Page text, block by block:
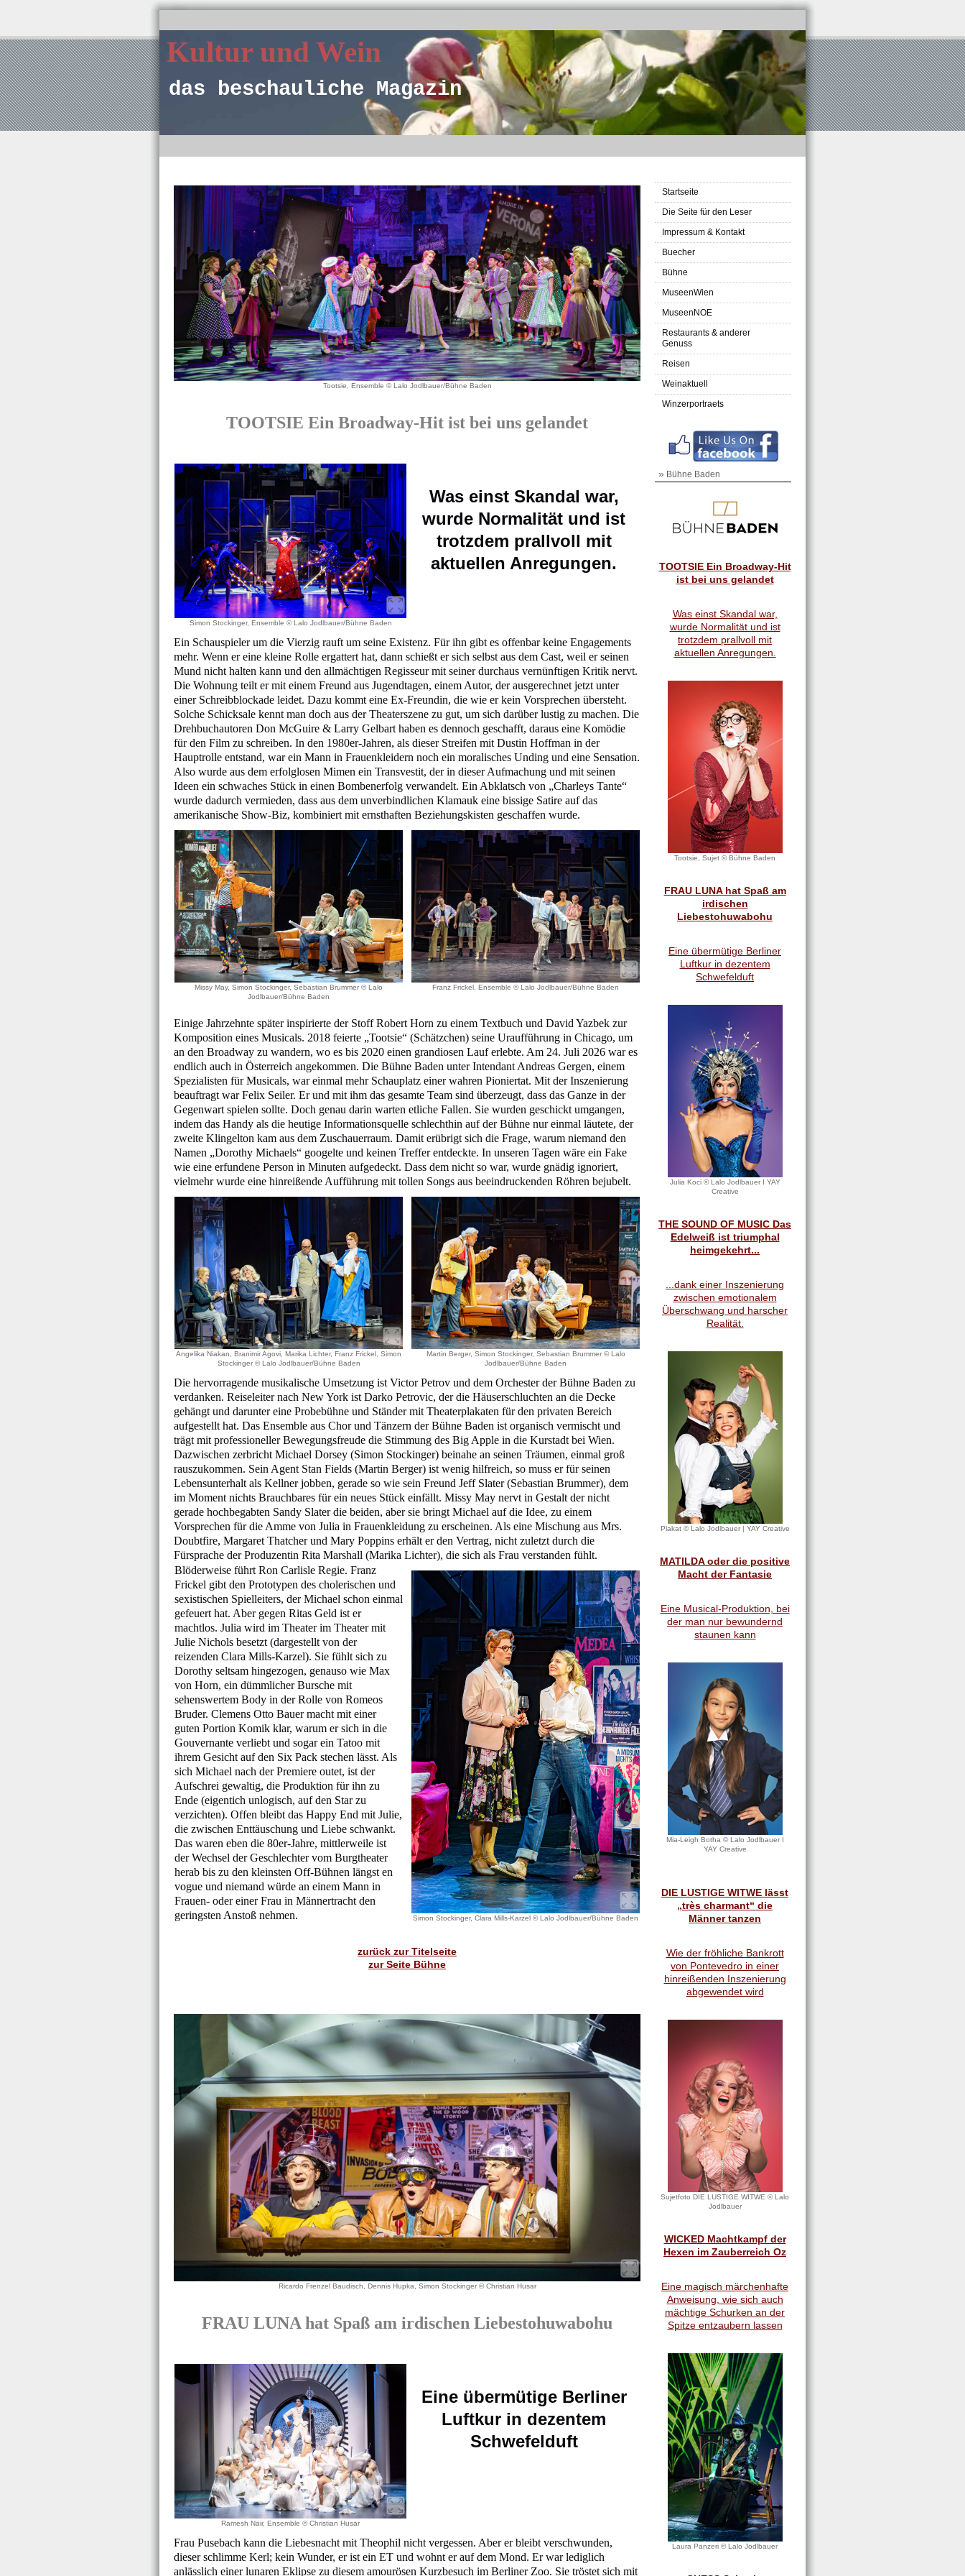
Kultur und Wein
das beschauliche Magazin
Startseite
Die Seite für den Leser
Impressum & Kontakt
Buecher
Bühne
MuseenWien
MuseenNOE
Restaurants & anderer
Genuss
Reisen
Weinaktuell
Winzerportraets
» Bühne Baden
TOOTSIE Ein Broadway-Hit
ist bei uns gelandet
Was einst Skandal war,
wurde Normalität und ist
trotzdem prallvoll mit
aktuellen Anregungen.
Tootsie, Sujet © Bühne Baden
FRAU LUNA hat Spaß am
irdischen
Liebestohuwabohu
Eine übermütige Berliner
Luftkur in dezentem
Schwefelduft
Julia Koci © Lalo Jodlbauer I YAY
Creative
THE SOUND OF MUSIC Das
Edelweiß ist triumphal
heimgekehrt...
...dank einer Inszenierung
zwischen emotionalem
Überschwang und harscher
Realität.
Plakat © Lalo Jodlbauer | YAY Creative
MATILDA oder die positive
Macht der Fantasie
Eine Musical-Produktion, bei
der man nur bewundernd
staunen kann
Mia-Leigh Botha © Lalo Jodlbauer I
YAY Creative
DIE LUSTIGE WITWE lässt
„très charmant“ die
Männer tanzen
Wie der fröhliche Bankrott
von Pontevedro in einer
hinreißenden Inszenierung
abgewendet wird
Sujetfoto DIE LUSTIGE WITWE © Lalo
Jodlbauer
WICKED Machtkampf der
Hexen im Zauberreich Oz
Eine magisch märchenhafte
Anweisung, wie sich auch
mächtige Schurken an der
Spitze entzaubern lassen
Laura Panzeri © Lalo Jodlbauer
Tootsie, Ensemble © Lalo Jodlbauer/Bühne Baden
TOOTSIE Ein Broadway-Hit ist bei uns gelandet
Simon Stockinger, Ensemble © Lalo Jodlbauer/Bühne Baden
Was einst Skandal war,
wurde Normalität und ist
trotzdem prallvoll mit
aktuellen Anregungen.
Ein Schauspieler um die Vierzig rauft um seine Existenz. Für ihn gibt es offenbar keine Engagements
mehr. Wenn er eine kleine Rolle ergattert hat, dann schießt er sich selbst aus dem Cast, weil er seinen
Mund nicht halten kann und den allmächtigen Regisseur mit seiner durchaus vernünftigen Kritik nervt.
Die Wohnung teilt er mit einem Freund aus Jugendtagen, einem Autor, der ausgerechnet jetzt unter
einer Schreibblockade leidet. Dazu kommt eine Ex-Freundin, die wie er kein Vorsprechen übersteht.
Solche Schicksale kennt man doch aus der Theaterszene zu gut, um sich darüber lustig zu machen. Die
Drehbuchautoren Don McGuire & Larry Gelbart haben es dennoch geschafft, daraus eine Komödie
für den Film zu schreiben. In den 1980er-Jahren, als dieser Streifen mit Dustin Hoffman in der
Hauptrolle entstand, war ein Mann in Frauenkleidern noch ein moralisches Unding und eine Sensation.
Also wurde aus dem erfolglosen Mimen ein Transvestit, der in dieser Aufmachung und mit seinen
Ideen ein schwaches Stück in einen Bombenerfolg verwandelt. Ein Abklatsch von „Charleys Tante“
wurde dadurch vermieden, dass aus dem unverbindlichen Klamauk eine bissige Satire auf das
amerikanische Show-Biz, kombiniert mit ernsthaften Beziehungskisten geschaffen wurde.
Missy May, Simon Stockinger, Sebastian Brummer © Lalo
Jodlbauer/Bühne Baden
Franz Frickel, Ensemble © Lalo Jodlbauer/Bühne Baden
Einige Jahrzehnte später inspirierte der Stoff Robert Horn zu einem Textbuch und David Yazbek zur
Komposition eines Musicals. 2018 feierte „Tootsie“ (Schätzchen) seine Uraufführung in Chicago, um
an den Broadway zu wandern, wo es bis 2020 einen grandiosen Lauf erlebte. Am 24. Juli 2026 war es
endlich auch in Österreich angekommen. Die Bühne Baden unter Intendant Andreas Gergen, einem
Spezialisten für Musicals, war einmal mehr Schauplatz einer wahren Pioniertat. Mit der Inszenierung
beauftragt war Felix Seiler. Er und mit ihm das gesamte Team sind überzeugt, dass das Ganze in der
Gegenwart spielen sollte. Doch genau darin warten etliche Fallen. Sie wurden geschickt umgangen,
indem das Handy als die heutige Informationsquelle schlechthin auf der Bühne nur einmal läutete, der
zweite Klingelton kam aus dem Zuschauerraum. Damit erübrigt sich die Frage, warum niemand den
Namen „Dorothy Michaels“ googelte und keinen Treffer entdeckte. In unseren Tagen wäre ein Fake
wie eine erfundene Person in Minuten aufgedeckt. Dass dem nicht so war, wurde gnädig ignoriert,
vielmehr wurde eine hinreißende Aufführung mit tollen Songs aus beeindruckenden Röhren bejubelt.
Angelika Niakan, Branimir Agovi, Marika Lichter, Franz Frickel, Simon
Stockinger © Lalo Jodlbauer/Bühne Baden
Martin Berger, Simon Stockinger, Sebastian Brummer © Lalo
Jodlbauer/Bühne Baden
Die hervorragende musikalische Umsetzung ist Victor Petrov und dem Orchester der Bühne Baden zu
verdanken. Reiseleiter nach New York ist Darko Petrovic, der die Häuserschluchten an die Decke
gehängt und darunter eine Probebühne und Ständer mit Theaterplakaten für den privaten Bereich
aufgestellt hat. Das Ensemble aus Chor und Tänzern der Bühne Baden ist organisch vermischt und
trägt mit professioneller Bewegungsfreude die Stimmung des Big Apple in die Kurstadt bei Wien.
Dazwischen zerbricht Michael Dorsey (Simon Stockinger) beinahe an seinen Träumen, einmal groß
rauszukommen. Sein Agent Stan Fields (Martin Berger) ist wenig hilfreich, so muss er für seinen
Lebensunterhalt als Kellner jobben, gerade so wie sein Freund Jeff Slater (Sebastian Brummer), dem
im Moment nichts Brauchbares für ein neues Stück einfällt. Missy May nervt in Gestalt der nicht
gerade hochbegabten Sandy Slater die beiden, aber sie bringt Michael auf die Idee, zu einem
Vorsprechen für die Amme von Julia in Frauenkleidung zu erscheinen. Als eine Mischung aus Mrs.
Doubtfire, Margaret Thatcher und Mary Poppins erhält er den Vertrag, nicht zuletzt durch die
Fürsprache der Produzentin Rita Marshall (Marika Lichter), die sich als Frau verstanden fühlt.
Blöderweise führt Ron Carlisle Regie. Franz
Frickel gibt den Prototypen des cholerischen und
sexistischen Spielleiters, der Michael schon einmal
gefeuert hat. Aber gegen Ritas Geld ist er
machtlos. Julia wird im Theater im Theater mit
Julie Nichols besetzt (dargestellt von der
reizenden Clara Mills-Karzel). Sie fühlt sich zu
Dorothy seltsam hingezogen, genauso wie Max
von Horn, ein dümmlicher Bursche mit
sehenswertem Body in der Rolle von Romeos
Bruder. Clemens Otto Bauer macht mit einer
guten Portion Komik klar, warum er sich in die
Gouvernante verliebt und sogar ein Tatoo mit
ihrem Gesicht auf den Six Pack stechen lässt. Als
sich Michael nach der Premiere outet, ist der
Aufschrei gewaltig, die Produktion für ihn zu
Ende (eigentich unlogisch, auf den Star zu
verzichten). Offen bleibt das Happy End mit Julie,
die zwischen Enttäuschung und Liebe schwankt.
Das waren eben die 80er-Jahre, mittlerweile ist
der Wechsel der Geschlechter vom Burgtheater
herab bis zu den kleinsten Off-Bühnen längst en
vogue und niemand würde an einem Mann in
Frauen- oder einer Frau in Männertracht den
geringsten Anstoß nehmen.
Simon Stockinger, Clara Mills-Karzel © Lalo Jodlbauer/Bühne Baden
zurück zur Titelseite
zur Seite Bühne
Ricardo Frenzel Baudisch, Dennis Hupka, Simon Stockinger © Christian Husar
FRAU LUNA hat Spaß am irdischen Liebestohuwabohu
Ramesh Nair, Ensemble © Christian Husar
Eine übermütige Berliner
Luftkur in dezentem
Schwefelduft
Frau Pusebach kann die Liebesnacht mit Theophil nicht vergessen. Aber er bleibt verschwunden,
dieser schlimme Kerl; kein Wunder, er ist ein ET und wohnt er auf dem Mond. Er war lediglich
anlässlich einer lunaren Eklipse zu diesem amourösen Kurzbesuch im Berliner Zoo. Sie tröstet sich mit